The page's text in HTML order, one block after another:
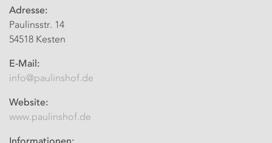
Adresse:
Paulinsstr. 14
54518 Kesten
E-Mail:
info@paulinshof.de
Website:
www.paulinshof.de